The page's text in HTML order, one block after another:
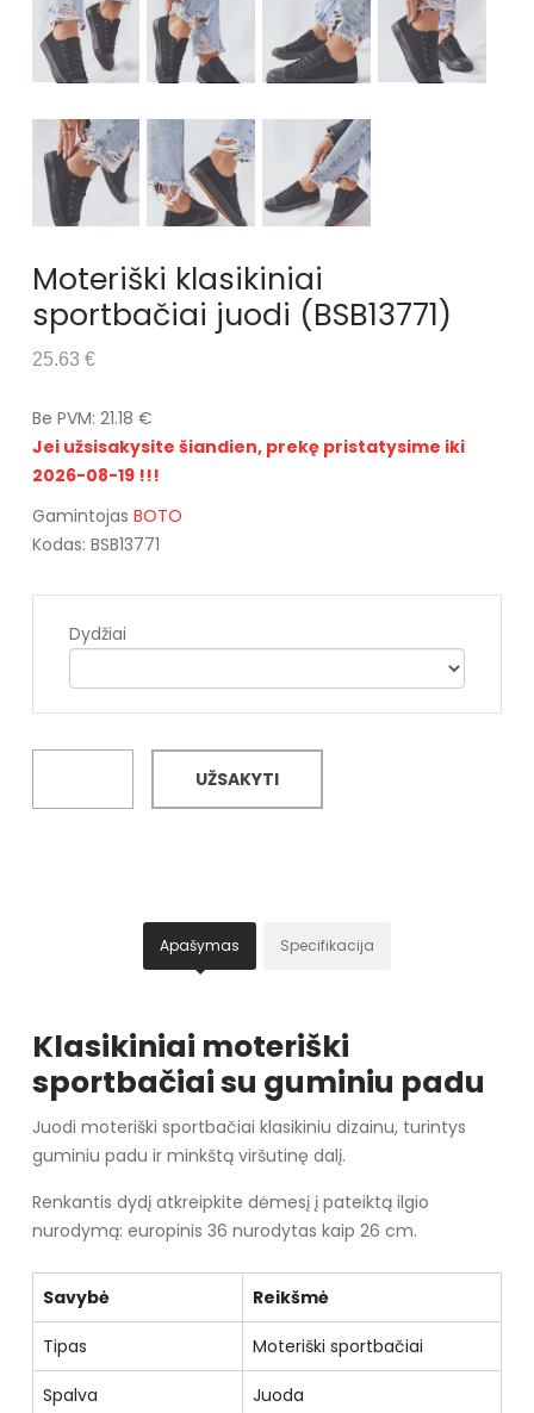
Moteriški klasikiniai
sportbačiai juodi (BSB13771)
25.63 €
Be PVM: 21.18 €
Jei užsisakysite šiandien, prekę pristatysime iki
2026-08-19 !!!
Gamintojas BOTO
Kodas: BSB13771
Dydžiai
UŽSAKYTI
Apašymas Specifikacija
Klasikiniai moteriški
sportbačiai su guminiu padu
Juodi moteriški sportbačiai klasikiniu dizainu, turintys
guminiu padu ir minkštą viršutinę dalį.
Renkantis dydį atkreipkite dėmesį į pateiktą ilgio
nurodymą: europinis 36 nurodytas kaip 26 cm.
Savybė Reikšmė
Tipas Moteriški sportbačiai
Spalva Juoda